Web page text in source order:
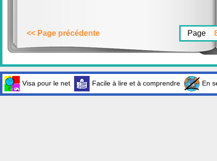
<< Page précédente Page
Visa pour le net Facile à lire et à comprendre En